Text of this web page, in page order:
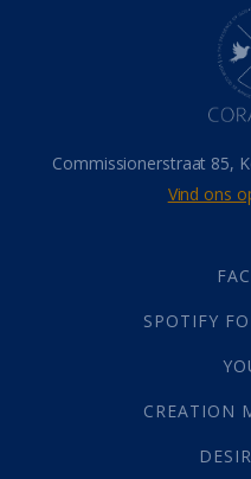
Hemel
Israel
Gebed(87)
Die
God(392)
Afgode
Almag
Commissionerstraat 85,
Vind ons
SPOTIFY
CREATION